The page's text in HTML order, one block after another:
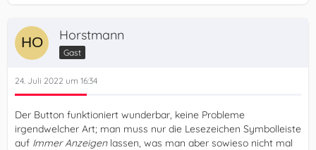
Horstmann
Gast
24. Juli 2022 um 16:34
Der Button funktioniert wunderbar, keine Probleme
irgendwelcher Art; man muss nur die Lesezeichen Symbolleiste
auf Immer Anzeigenlassen, was man aber sowieso nicht mal